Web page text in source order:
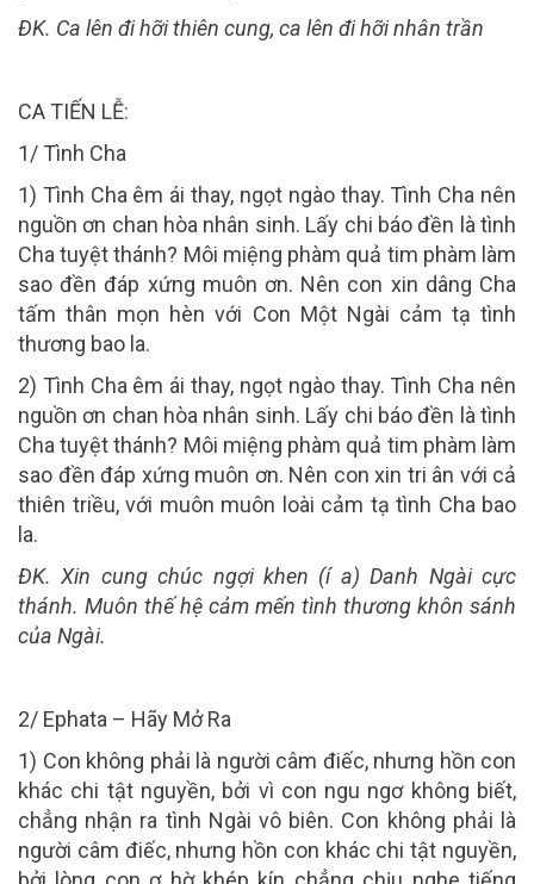
ÐK. Ca lên đi hỡi thiên cung, ca lên đi hỡi nhân trần
CA TIẾN LỄ:
1/ Tình Cha
1) Tình Cha êm ái thay, ngọt ngào thay. Tình Cha nên
nguồn ơn chan hòa nhân sinh. Lấy chi báo đền là tình
Cha tuyệt thánh? Môi miệng phàm quả tim phàm làm
sao đền đáp xứng muôn ơn. Nên con xin dâng Cha
tấm thân mọn hèn với Con Một Ngài cảm tạ tình
thương bao la.
2) Tình Cha êm ái thay, ngọt ngào thay. Tình Cha nên
nguồn ơn chan hòa nhân sinh. Lấy chi báo đền là tình
Cha tuyệt thánh? Môi miệng phàm quả tim phàm làm
sao đền đáp xứng muôn ơn. Nên con xin tri ân với cả
thiên triều, với muôn muôn loài cảm tạ tình Cha bao
la.
ĐK. Xin cung chúc ngợi khen (í a) Danh Ngài cực
thánh. Muôn thế hệ cảm mến tình thương khôn sánh
của Ngài.
2/ Ephata – Hãy Mở Ra
1) Con không phải là người câm điếc, nhưng hồn con
khác chi tật nguyền, bởi vì con ngu ngơ không biết,
chẳng nhận ra tình Ngài vô biên. Con không phải là
người câm điếc, nhưng hồn con khác chi tật nguyền,